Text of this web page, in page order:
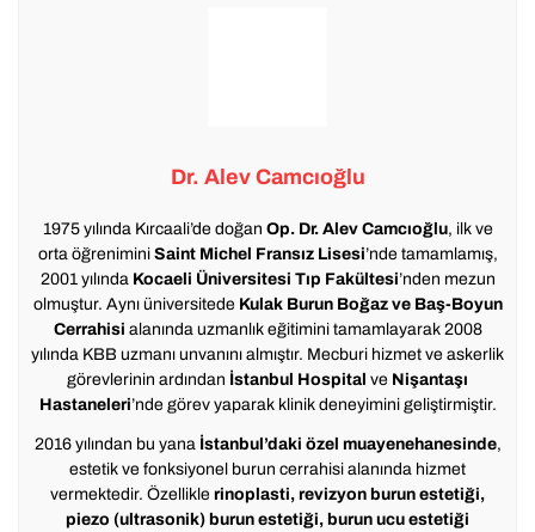
Dr. Alev Camcıoğlu
1975 yılında Kırcaali’de doğan Op. Dr. Alev Camcıoğlu, ilk ve
orta öğrenimini Saint Michel Fransız Lisesi’nde tamamlamış,
2001 yılında Kocaeli Üniversitesi Tıp Fakültesi’nden mezun
olmuştur. Aynı üniversitede Kulak Burun Boğaz ve Baş-Boyun
Cerrahisi alanında uzmanlık eğitimini tamamlayarak 2008
yılında KBB uzmanı unvanını almıştır. Mecburi hizmet ve askerlik
görevlerinin ardından İstanbul Hospital ve Nişantaşı
Hastaneleri’nde görev yaparak klinik deneyimini geliştirmiştir.
2016 yılından bu yana İstanbul’daki özel muayenehanesinde,
estetik ve fonksiyonel burun cerrahisi alanında hizmet
vermektedir. Özellikle rinoplasti, revizyon burun estetiği,
piezo (ultrasonik) burun estetiği, burun ucu estetiği